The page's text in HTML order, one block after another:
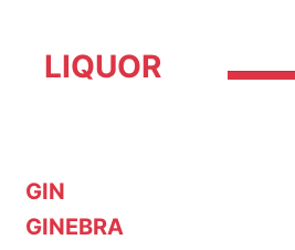
LIQUOR
GIN
GINEBRA